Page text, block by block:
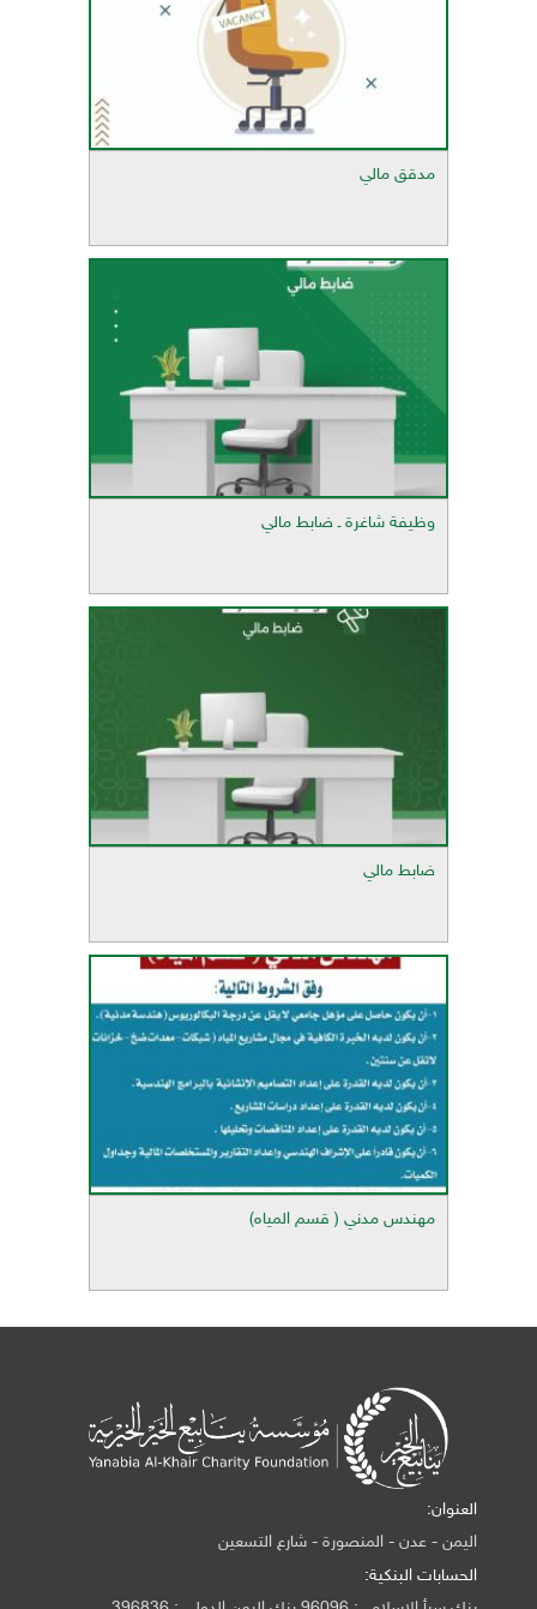
مدقق مالي
وظيفة شاغرة ـ ضابط مالي
ضابط مالي
مهندس مدني ( قسم المياه)
العنوان:
اليمن - عدن - المنصورة - شارع التسعين
الحسابات البنكية: